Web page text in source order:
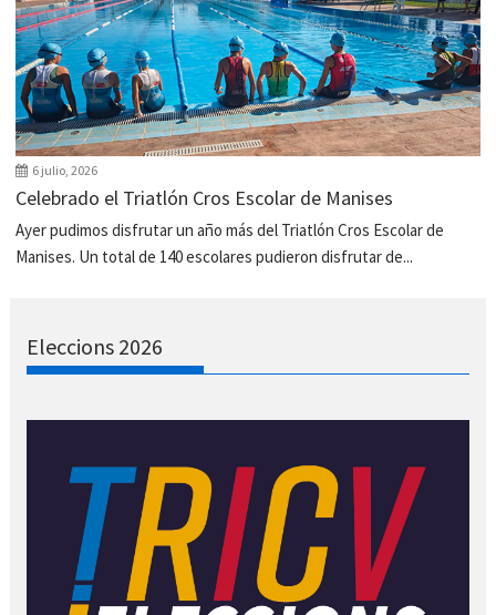
6 julio, 2026
Celebrado el Triatlón Cros Escolar de Manises
Ayer pudimos disfrutar un año más del Triatlón Cros Escolar de
Manises. Un total de 140 escolares pudieron disfrutar de...
Eleccions 2026